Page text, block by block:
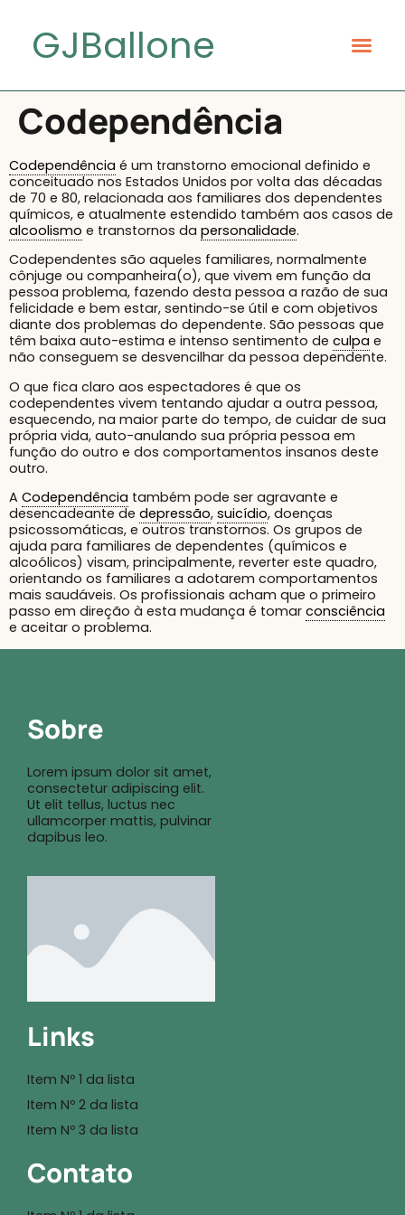
GJBallone
Codependência
Codependência é um transtorno emocional definido e
conceituado nos Estados Unidos por volta das décadas
de 70 e 80, relacionada aos familiares dos dependentes
químicos, e atualmente estendido também aos casos de
alcoolismo e transtornos da personalidade.
Codependentes são aqueles familiares, normalmente
cônjuge ou companheira(o), que vivem em função da
pessoa problema, fazendo desta pessoa a razão de sua
felicidade e bem estar, sentindo-se útil e com objetivos
diante dos problemas do dependente. São pessoas que
têm baixa auto-estima e intenso sentimento de culpa e
não conseguem se desvencilhar da pessoa dependente.
O que fica claro aos espectadores é que os
codependentes vivem tentando ajudar a outra pessoa,
esquecendo, na maior parte do tempo, de cuidar de sua
própria vida, auto-anulando sua própria pessoa em
função do outro e dos comportamentos insanos deste
outro.
A Codependência também pode ser agravante e
desencadeante de depressão, suicídio, doenças
psicossomáticas, e outros transtornos. Os grupos de
ajuda para familiares de dependentes (químicos e
alcoólicos) visam, principalmente, reverter este quadro,
orientando os familiares a adotarem comportamentos
mais saudáveis. Os profissionais acham que o primeiro
passo em direção à esta mudança é tomar consciência
e aceitar o problema.
Sobre
Lorem ipsum dolor sit amet,
consectetur adipiscing elit.
Ut elit tellus, luctus nec
ullamcorper mattis, pulvinar
dapibus leo.
Links
Item Nº 1 da lista
Item Nº 2 da lista
Item Nº 3 da lista
Contato